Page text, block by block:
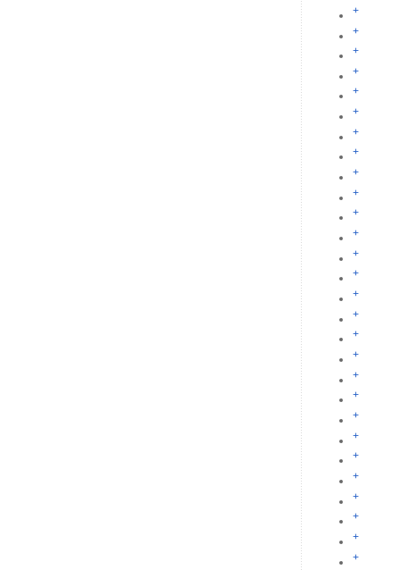
+
+
+
+
+
+
+
+
+
+
+
+
+
+
+
+
+
+
+
+
+
+
+
+
+
+
+
+